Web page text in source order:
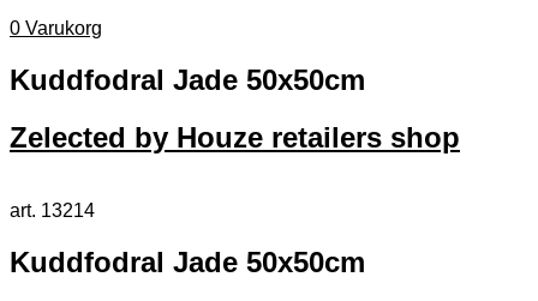
0 Varukorg
Kuddfodral Jade 50x50cm
Zelected by Houze retailers shop
art. 13214
Kuddfodral Jade 50x50cm